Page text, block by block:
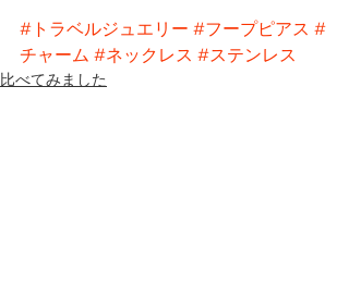
#トラベルジュエリー #フープピアス #
チャーム #ネックレス #ステンレス
比べてみました